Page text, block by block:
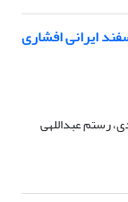
ایرانی افشاری
رستم عبداللهی